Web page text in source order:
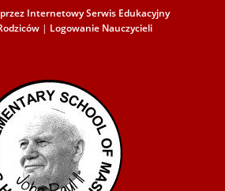
Internetowy Serwis Edukacyjny
| Logowanie Nauczycieli